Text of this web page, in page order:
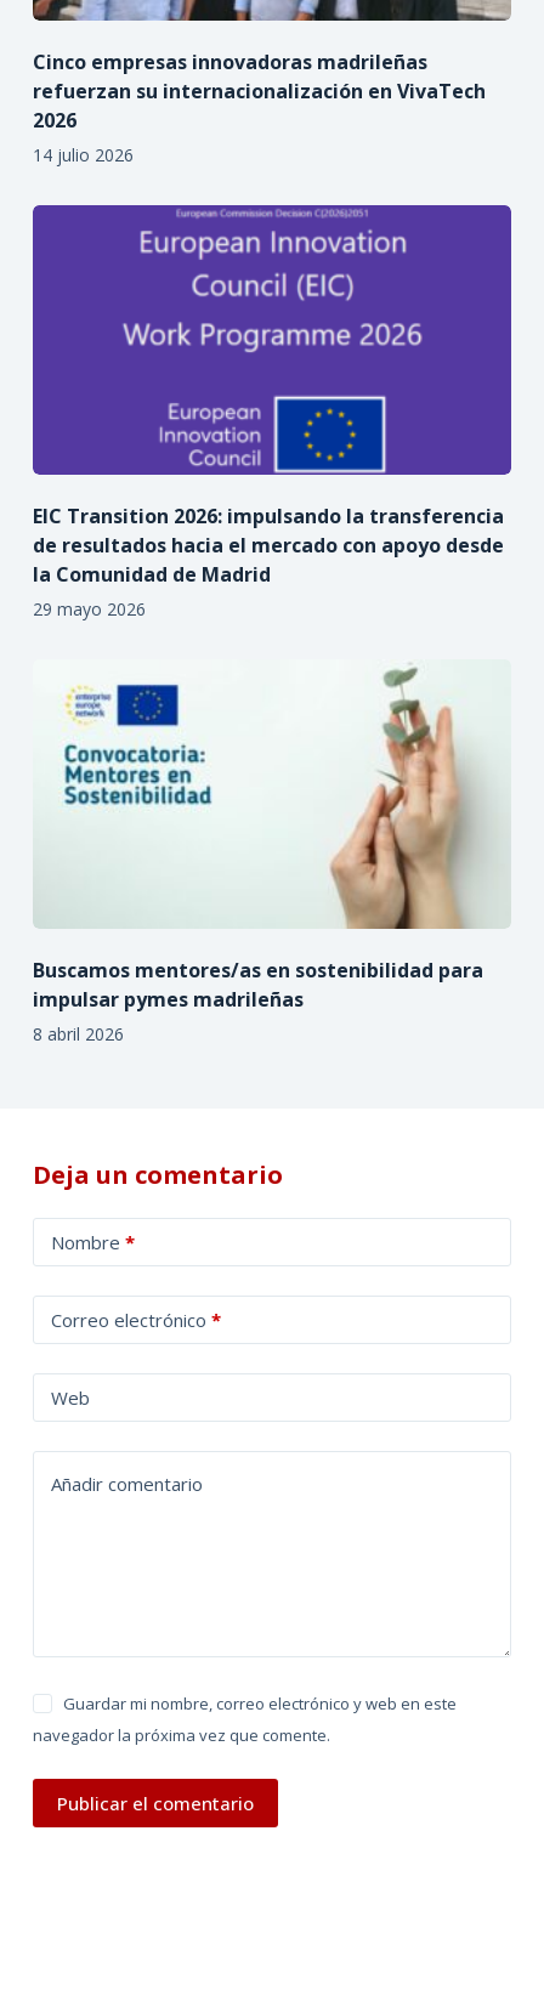
Cinco empresas innovadoras madrileñas
refuerzan su internacionalización en VivaTech
2026
14 julio 2026
EIC Transition 2026: impulsando la transferencia
de resultados hacia el mercado con apoyo desde
la Comunidad de Madrid
29 mayo 2026
Buscamos mentores/as en sostenibilidad para
impulsar pymes madrileñas
8 abril 2026
Deja un comentario
Nombre *
Correo electrónico *
Web
Añadir comentario
Guardar mi nombre, correo electrónico y web en este
navegador la próxima vez que comente.
Publicar el comentario
l
t
a
t